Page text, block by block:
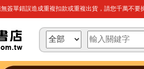
簽單錯誤造成重複扣款或重複出貨，請您千萬不要